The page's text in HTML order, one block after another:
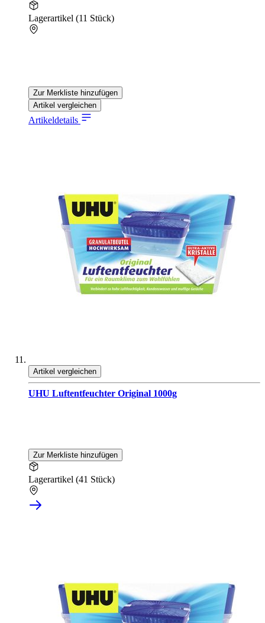
Lagerartikel (11 Stück)
Zur Merkliste hinzufügen
Artikel vergleichen
Artikeldetails
Artikel vergleichen
UHU Luftentfeuchter Original 1000g
Zur Merkliste hinzufügen
Lagerartikel (41 Stück)